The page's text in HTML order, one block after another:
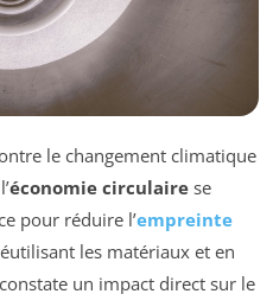
le changement climatique
économie circulaire se
pour réduire l’empreinte
les matériaux et en
un impact direct sur le